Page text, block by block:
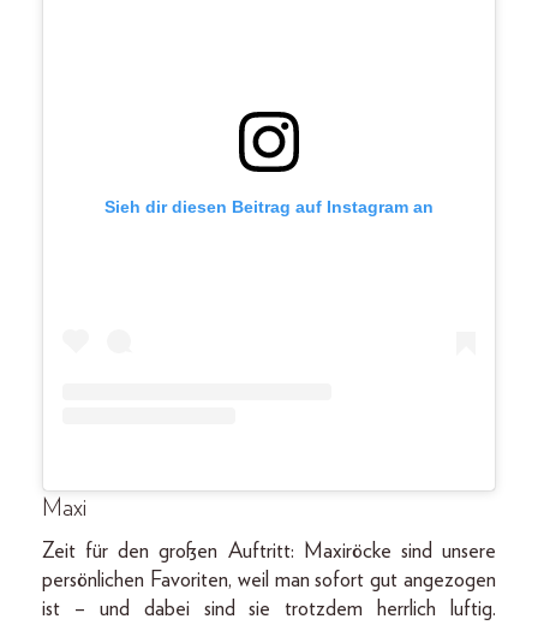
Sieh dir diesen Beitrag auf Instagram an
Maxi
Zeit für den großen Auftritt: Maxiröcke sind unsere
persönlichen Favoriten, weil man sofort gut angezogen
ist – und dabei sind sie trotzdem herrlich luftig.